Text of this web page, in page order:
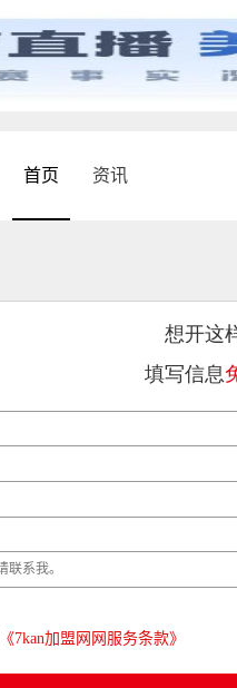
首页 资讯
想开这
填写信息
《7kan加盟网网服务条款》